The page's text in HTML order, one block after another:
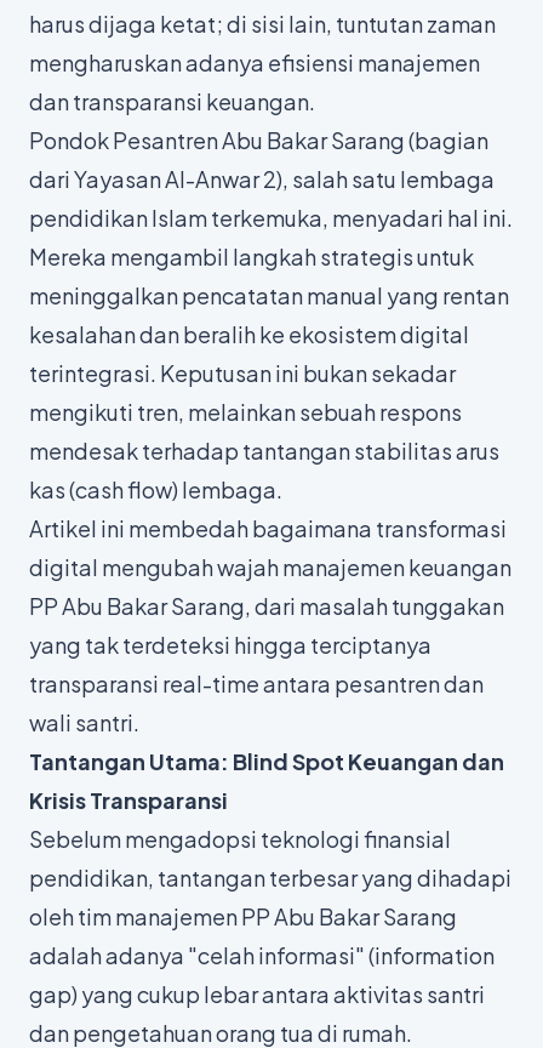
harus dijaga ketat; di sisi lain, tuntutan zaman
mengharuskan adanya efisiensi manajemen
dan transparansi keuangan.
Pondok Pesantren Abu Bakar Sarang (bagian
dari Yayasan Al-Anwar 2), salah satu lembaga
pendidikan Islam terkemuka, menyadari hal ini.
Mereka mengambil langkah strategis untuk
meninggalkan pencatatan manual yang rentan
kesalahan dan beralih ke ekosistem digital
terintegrasi. Keputusan ini bukan sekadar
mengikuti tren, melainkan sebuah respons
mendesak terhadap tantangan stabilitas arus
kas (cash flow) lembaga.
Artikel ini membedah bagaimana transformasi
digital mengubah wajah manajemen keuangan
PP Abu Bakar Sarang, dari masalah tunggakan
yang tak terdeteksi hingga terciptanya
transparansi real-timeantara pesantren dan
wali santri.
Tantangan Utama: Blind Spot Keuangan dan
Krisis Transparansi
Sebelum mengadopsi teknologi finansial
pendidikan, tantangan terbesar yang dihadapi
oleh tim manajemen PP Abu Bakar Sarang
adalah adanya "celah informasi" (information
gap) yang cukup lebar antara aktivitas santri
dan pengetahuan orang tua di rumah.